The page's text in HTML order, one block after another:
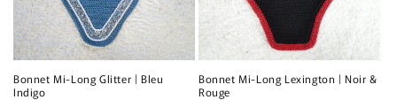
Bonnet Mi-Long Glitter | Bleu
Indigo
Bonnet Mi-Long Lexington | Noir &
Rouge